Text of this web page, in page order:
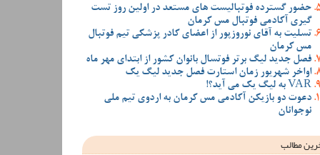
حضور گسترده فوتبالیست های مستعد در اولین روز تست
گیری آکادمی فوتبال مس کرمان
تسلیت به آقای نوروزپور از اعضای کادر پزشکی تیم فوتبال
مس کرمان
فصل جدید لیگ برتر فوتسال بانوان کشور از ابتدای مهر ماه
اواخر شهریور زمان استارت فصل جدید لیگ یک
VAR به لیگ یک می آید؟!
دعوت دو بازیکن آکادمی مس کرمان به اردوی تیم ملی
نوجوانان
مطالب